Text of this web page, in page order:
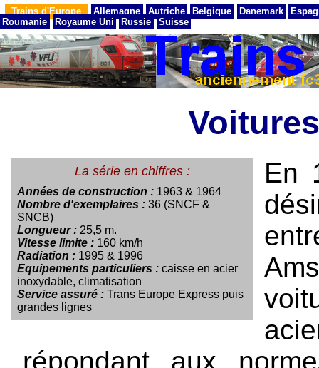
Trains d'Europe Allemagne Autriche Belgique Danemark
Roumanie
Royaume Uni Russie Suisse
La série en chiffres :
Années de construction : 1963 & 1964
Nombre d'exemplaires : 36 (SNCF &
SNCB)
Longueur : 25,5 m.
Vitesse limite : 160 km/h
Radiation : 1995 & 1996
Equipements particuliers : caisse en acier
inoxydable, climatisation
Service assuré : Trans Europe Express puis
grandes lignes
En
répondant aux